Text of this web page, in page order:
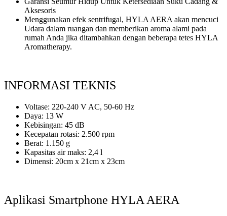
Aksesoris
Menggunakan efek sentrifugal, HYLA AERA akan mencuci
Udara dalam ruangan dan memberikan aroma alami pada
rumah Anda jika ditambahkan dengan beberapa tetes HYLA
Aromatherapy.
INFORMASI TEKNIS
Voltase: 220-240 V AC, 50-60 Hz
Daya: 13 W
Kebisingan: 45 dB
Kecepatan rotasi: 2.500 rpm
Berat: 1.150 g
Kapasitas air maks: 2,4 l
Dimensi: 20cm x 21cm x 23cm
Aplikasi Smartphone HYLA AERA